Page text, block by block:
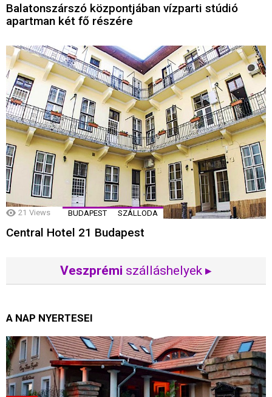
Balatonszárszó központjában vízparti stúdió
apartman két fő részére
21 Views BUDAPEST SZÁLLODA
Central Hotel 21 Budapest
Veszprémi szálláshelyek ▸
A NAP NYERTESEI